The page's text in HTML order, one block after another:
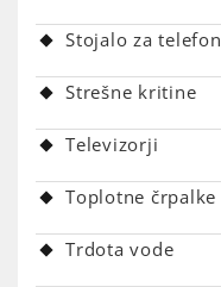
Stojalo za telefon
Strešne kritine
Televizorji
Toplotne črpalke
Trdota vode